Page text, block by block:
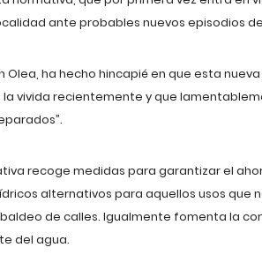
ante probables nuevos episodios
Olea, ha hecho hincapié en que esta
vivida recientemente y que
recoge medidas para garantizar el
alternativos para aquellos usos
de calles. Igualmente fomenta la
del agua.